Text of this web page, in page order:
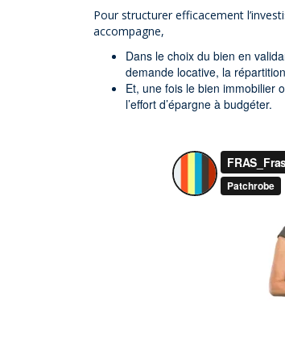
Pour structurer efficacement
accompagne,
Dans le choix du bien en
demande locative, la
Et, une fois le bien immobilier
l’effort d’épargne à budgéter.